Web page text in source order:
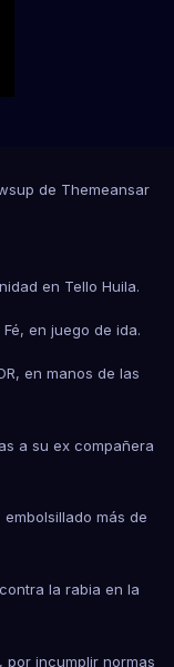
de Themeansar
en Tello Huila.
en juego de ida.
en manos de las
a su ex compañera
más de
la rabia en la
por incumplir normas